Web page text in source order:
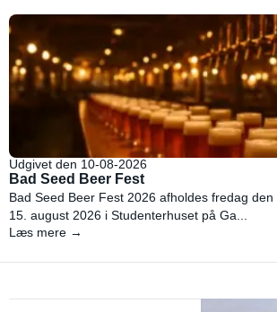
Udgivet den 10-08-2026
Bad Seed Beer Fest
Bad Seed Beer Fest 2026 afholdes fredag
15. august 2026 i Studenterhuset på Ga...
Læs mere →